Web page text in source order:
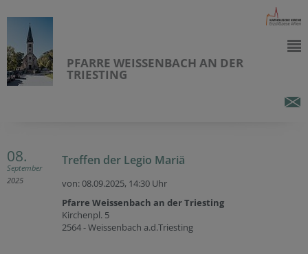
PFARRE WEISSENBACH AN DER
TRIESTING
08.
September
2025
Treffen der Legio Mariä
von: 08.09.2025, 14:30 Uhr
Pfarre Weissenbach an der Triesting
Kirchenpl. 5
2564 - Weissenbach a.d.Triesting